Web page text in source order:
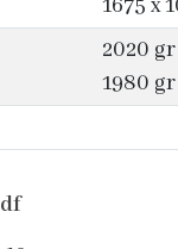
1675 x
2020
1980